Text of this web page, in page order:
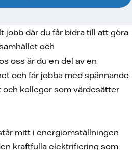
jobb där du får bidra till att göra
och
oss är du en del av en
och får jobba med spännande
kollegor som värdesätter
mitt i energiomställningen
kraftfulla elektrifiering som